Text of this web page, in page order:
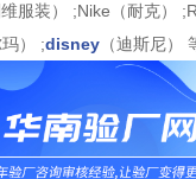
服装） ;Nike（耐克）
） ;disney （迪斯尼）